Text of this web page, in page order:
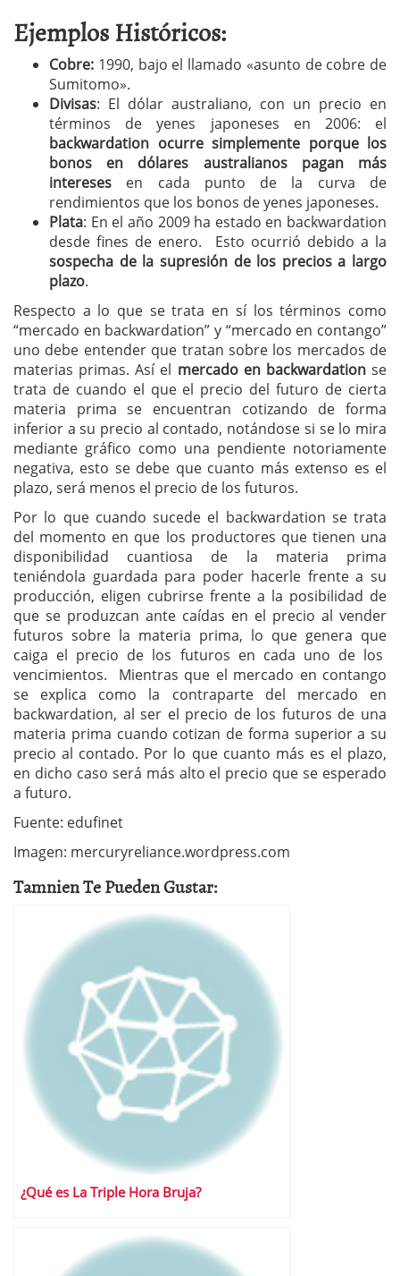
Ejemplos Históricos:
Cobre: 1990, bajo el llamado «asunto de cobre de
Sumitomo».
Divisas: El dólar australiano, con un precio en
términos de yenes japoneses en 2006: el
backwardation ocurre simplemente porque los
bonos en dólares australianos pagan más
intereses en cada punto de la curva de
rendimientos que los bonos de yenes japoneses.
Plata: En el año 2009 ha estado en backwardation
desde fines de enero. Esto ocurrió debido a la
sospecha de la supresión de los precios a largo
plazo.
Respecto a lo que se trata en sí los términos como
“mercado en backwardation” y “mercado en contango”
uno debe entender que tratan sobre los mercados de
materias primas. Así el mercado en backwardationse
trata de cuando el que el precio del futuro de cierta
materia prima se encuentran cotizando de forma
inferior a su precio al contado, notándose si se lo mira
mediante gráfico como una pendiente notoriamente
negativa, esto se debe que cuanto más extenso es el
plazo, será menos el precio de los futuros.
Por lo que cuando sucede el backwardation se trata
del momento en que los productores que tienen una
disponibilidad cuantiosa de la materia prima
teniéndola guardada para poder hacerle frente a su
producción, eligen cubrirse frente a la posibilidad de
que se produzcan ante caídas en el precio al vender
futuros sobre la materia prima, lo que genera que
caiga el precio de los futuros en cada uno de los
vencimientos. Mientras que el mercado en contango
se explica como la contraparte del mercado en
backwardation, al ser el precio de los futuros de una
materia prima cuando cotizan de forma superior a su
precio al contado. Por lo que cuanto más es el plazo,
en dicho caso será más alto el precio que se esperado
a futuro.
Fuente: edufinet
Imagen: mercuryreliance.wordpress.com
Tamnien Te Pueden Gustar:
¿Qué es La Triple Hora Bruja?